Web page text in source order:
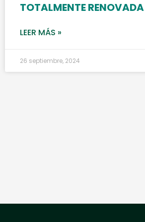
TOTALMENTE RENOVADA
LEER MÁS »
26 septiembre, 2024